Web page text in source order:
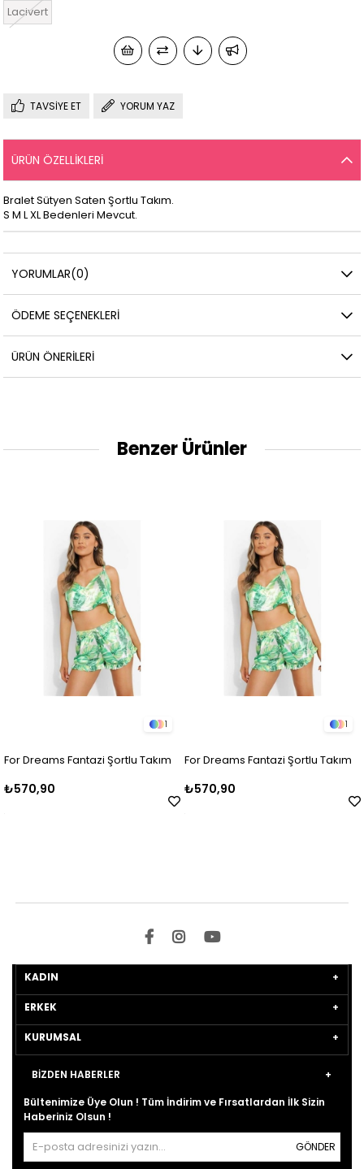
Lacivert
TAVSIYE ET YORUM YAZ
ÜRÜN ÖZELLIKLERI
Bralet Sütyen Saten Şortlu Takım.
S M L XL Bedenleri Mevcut.
YORUMLAR(0)
ÖDEME SEÇENEKLERI
ÜRÜN ÖNERILERI
Benzer Ürünler
1
For Dreams Fantazi Şortlu Takım
₺570,90
1
For Dreams Fantazi Şortlu Takım
₺570,90
KADIN
ERKEK
KURUMSAL
BİZDEN HABERLER
Bültenimize Üye Olun ! Tüm İndirim ve Fırsatlardan İlk Sizin
Haberiniz Olsun !
GÖNDER